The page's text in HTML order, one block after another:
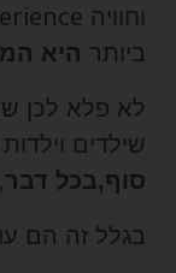
היא
פלא לכן
וילדות
בכל דבר, כדי
זה הם